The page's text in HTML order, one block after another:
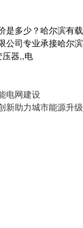
是多少？哈尔滨有载
公司专业承接哈尔滨
器,,电
电网建设
新助力城市能源升级